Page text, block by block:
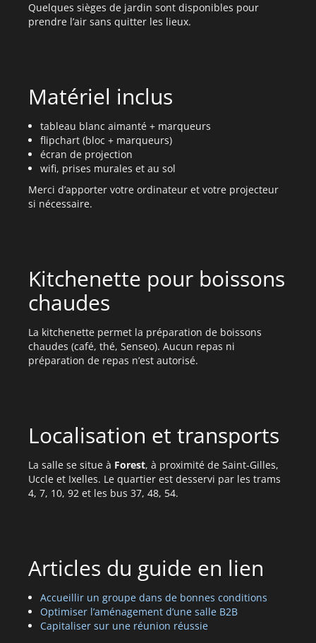
Quelques sièges de jardin sont disponibles pour
prendre l’air sans quitter les lieux.
Matériel inclus
tableau blanc aimanté + marqueurs
flipchart (bloc + marqueurs)
écran de projection
wifi, prises murales et au sol
Merci d’apporter votre ordinateur et votre projecteur
si nécessaire.
Kitchenette pour boissons
chaudes
La kitchenette permet la préparation de boissons
chaudes (café, thé, Senseo). Aucun repas ni
préparation de repas n’est autorisé.
Localisation et transports
La salle se situe à Forest, à proximité de Saint‑Gilles,
Uccle et Ixelles. Le quartier est desservi par les trams
4, 7, 10, 92 et les bus 37, 48, 54.
Articles du guide en lien
Accueillir un groupe dans de bonnes conditions
Optimiser l’aménagement d’une salle B2B
Capitaliser sur une réunion réussie